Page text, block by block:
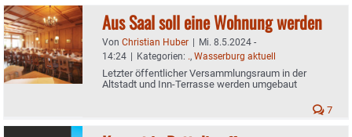
Aus Saal soll eine Wohnung werden
Von Christian Huber | Mi. 8.5.2024 -
14:24 | Kategorien: ., Wasserburg aktuell
Letzter öffentlicher Versammlungsraum in der
Altstadt und Inn-Terrasse werden umgebaut
7